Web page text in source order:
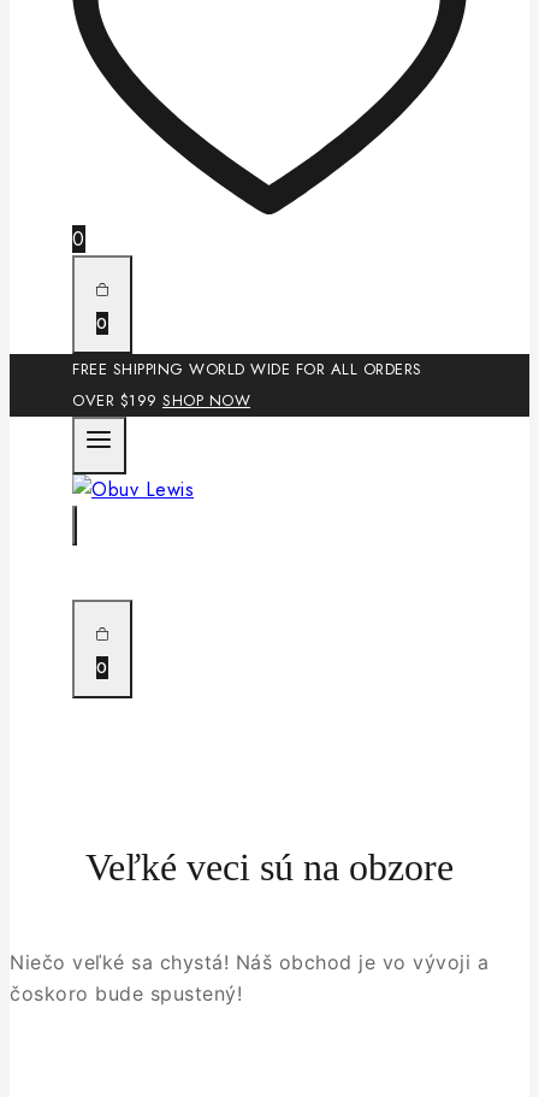
0
0
FREE SHIPPING WORLD WIDE FOR ALL ORDERS
OVER $199 SHOP NOW
0
Veľké veci sú na obzore
Niečo veľké sa chystá! Náš obchod je vo vývoji a
čoskoro bude spustený!